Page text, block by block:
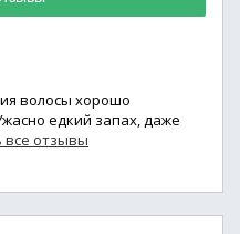
волосы хорошо
едкий запах, даже
все отзывы